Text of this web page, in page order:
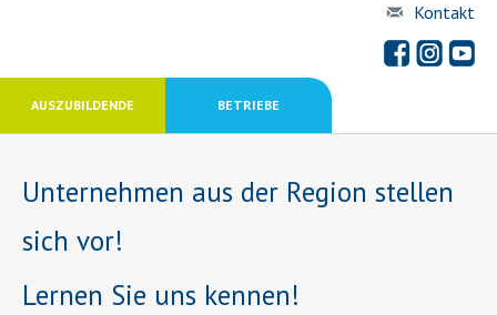
Kontakt
AUSZUBILDENDE BETRIEBE
Unternehmen aus der Region stellen
sich vor!
Lernen Sie uns kennen!